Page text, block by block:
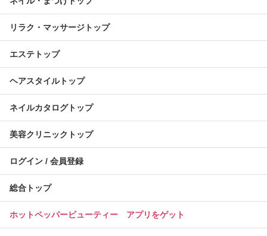
リラク・マッサージトップ
エステトップ
ヘアスタイルトップ
ネイルカタログトップ
美容クリニックトップ
ログイン / 会員登録
総合トップ
ホットペッパービューティー アプリをゲット